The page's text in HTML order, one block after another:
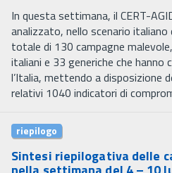
In questa settimana, il CERT-
analizzato, nello scenario
totale di 130 campagne
italiani e 33 generiche che hanno
l’Italia, mettendo a disposizione
relativi 1040 indicatori di
riepilogo
Sintesi riepilogativa delle